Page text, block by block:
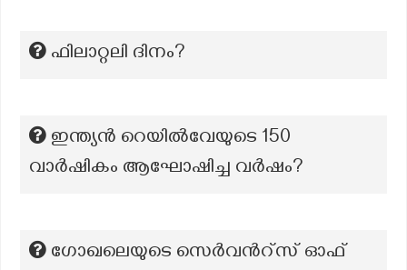
ഫിലാറ്റലി ദിനം?
ഇന്ത്യൻ റെയിൽവേയുടെ 150
വാർഷികം ആഘോഷിച്ച വർഷം?
ഗോഖലെയുടെ സെർവന്‍റ്സ് ഓഫ്